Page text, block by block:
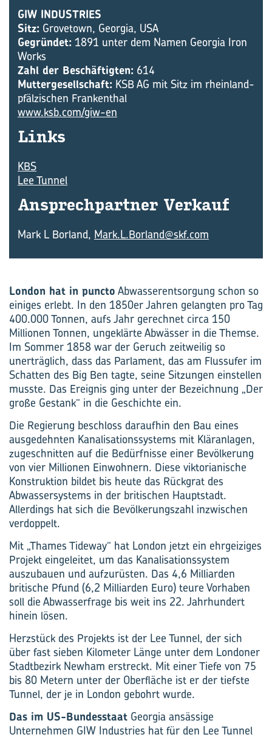
GIW INDUSTRIES
Sitz: Grovetown, Georgia, USA
Gegründet: 1891 unter dem Namen Georgia Iron
Works
Zahl der Beschäftigten: 614
Muttergesellschaft: KSB AG mit Sitz im rheinland-
pfälzischen Frankenthal
www.ksb.com/giw-en
Links
KBS
Lee Tunnel
An­sprech­part­ner Ver­kauf
Mark L Borland, Mark.L.Borland@skf.com
London hat in puncto Abwasserentsorgung schon so
einiges erlebt. In den 1850er Jahren gelangten pro Tag
400.000 Tonnen, aufs Jahr gerechnet circa 150
Millionen Tonnen, ungeklärte Abwässer in die Themse.
Im Sommer 1858 war der Geruch zeitweilig so
unerträglich, dass das Parlament, das am Flussufer im
Schatten des Big Ben tagte, seine Sitzungen einstellen
musste. Das Ereignis ging unter der Bezeichnung „Der
große Gestank“ in die Geschichte ein.
Die Regierung beschloss daraufhin den Bau eines
ausgedehnten Kanalisationssystems mit Kläranlagen,
zugeschnitten auf die Bedürfnisse einer Bevölkerung
von vier Millionen Einwohnern. Diese viktorianische
Konstruktion bildet bis heute das Rückgrat des
Abwassersystems in der britischen Hauptstadt.
Allerdings hat sich die Bevölkerungszahl inzwischen
verdoppelt.
Mit „Thames Tideway“ hat London jetzt ein ehrgeiziges
Projekt eingeleitet, um das Kanalisationssystem
auszubauen und aufzurüsten. Das 4,6 Milliarden
britische Pfund (6,2 Milliarden Euro) teure Vorhaben
soll die Abwasserfrage bis weit ins 22. Jahrhundert
hinein lösen.
Herzstück des Projekts ist der Lee Tunnel, der sich
über fast sieben Kilometer Länge unter dem Londoner
Stadtbezirk Newham erstreckt. Mit einer Tiefe von 75
bis 80 Metern unter der Oberfläche ist er der tiefste
Tunnel, der je in London gebohrt wurde.
Das im US-Bundesstaat Georgia ansässige
Unternehmen GIW Industries hat für den Lee Tunnel